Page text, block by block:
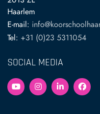
Haarlem
E-mail:
Tel: +31 (0)23 5311054
SOCIAL MEDIA